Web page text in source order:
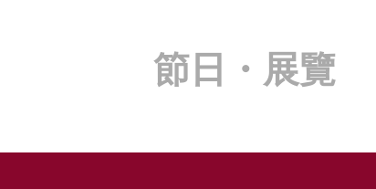
節日・展覽